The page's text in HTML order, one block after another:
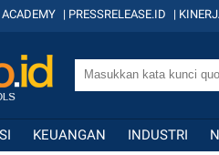
| PRESSRELEASE.ID |
KEUANGAN INDUSTRI